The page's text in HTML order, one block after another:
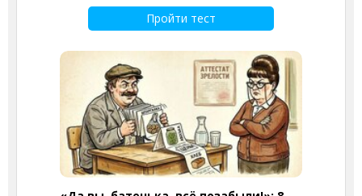
Пройти тест